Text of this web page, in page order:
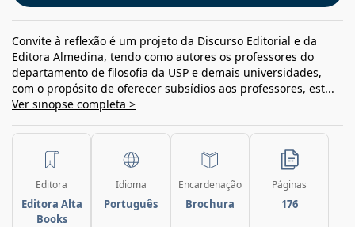
Convite à reflexão é um projeto da Discurso Editorial e da
Editora Almedina, tendo como autores os professores do
departamento de filosofia da USP e demais universidades,
com o propósito de oferecer subsídios aos professores, est...
Ver sinopse completa >
Editora
Editora Alta
Books
Idioma
Português
Encardenação
Brochura
Páginas
176